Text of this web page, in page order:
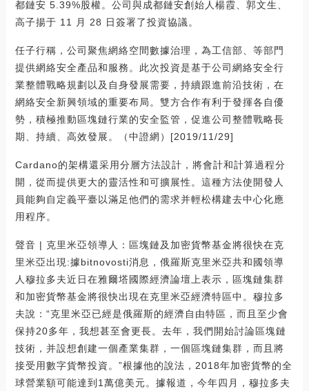
都鏈安 5.39%股權。公司與成都鏈安創始人楊霞、郭文生、
高子揚于 11 月 28 日簽署了投資協議。
任子行稱，公司聚焦網絡空間數據治理，為工信部、等部門
提供網絡安全產品和服務。此次投資是基于公司網絡安全行
業整體戰略規劃以及自身發展需要，持續跟進前沿技術，在
網絡安全新興領域的重要布局。雙方合作有利于發揮各自優
勢，積極推動區塊鏈行業的安全監管，促進公司整體戰略長
期、持續、高效發展。（中證網）[2019/11/29]
Cardano的架構還采用分層方法設計，將會計和計算過程分
開，從而提供更大的靈活性和可擴展性。這種方法使開發人
員能夠自定義平臺以滿足他們的需求并輕松構建去中心化應
用程序。
聲音 | 克里米亞領導人：區塊鏈及加密貨幣基金將很快在克
里米亞出現:據bitnovosti消息，俄羅斯克里米亞共和國領導
人穆拉多夫近日在雅爾塔國際經濟論壇上表示，區塊鏈集群
和加密貨幣基金將很快出現在克里米亞經濟特區中。穆拉多
夫說：“克里米亞已經是俄羅斯的經濟自由特區，而且至少會
保持20多年，我想甚至會更長。去年，我們開始討論區塊鏈
技術，并設想創建一個產業集群，一個區塊鏈集群，而且將
接受用數字貨幣投資。”根據他的說法，2018年加密貨幣的全
球營業額可能達到1萬億美元。據報道，今年四月，穆拉多夫